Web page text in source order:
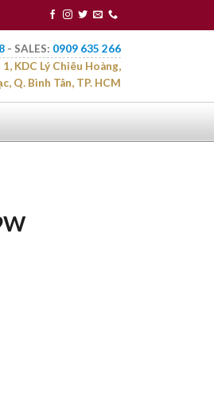
- SALES: 0909 635 266
KDC Lý Chiêu Hoàng,
Q. Bình Tân, TP. HCM